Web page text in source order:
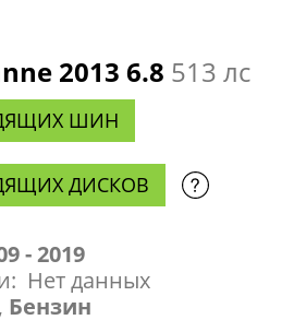
2013 6.8 513 лс
ШИН
ДИСКОВ
- 2019
Нет данных
Бензин